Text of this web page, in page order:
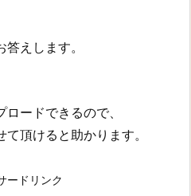
えします。
ードできるので、
頂けると助かります。
ードリンク